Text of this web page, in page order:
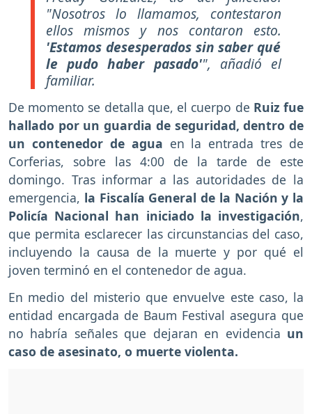
"Nosotros lo llamamos, contestaron
ellos mismos y nos contaron esto.
'Estamos desesperados sin saber qué
le pudo haber pasado'", añadió el
familiar.
De momento se detalla que, el cuerpo de Ruiz fue
hallado por un guardia de seguridad, dentro de
un contenedor de agua en la entrada tres de
Corferias, sobre las 4:00 de la tarde de este
domingo. Tras informar a las autoridades de la
emergencia, la Fiscalía General de la Nación y la
Policía Nacional han iniciado la investigación,
que permita esclarecer las circunstancias del caso,
incluyendo la causa de la muerte y por qué el
joven terminó en el contenedor de agua.
En medio del misterio que envuelve este caso, la
entidad encargada de Baum Festival asegura que
no habría señales que dejaran en evidencia un
caso de asesinato, o muerte violenta.